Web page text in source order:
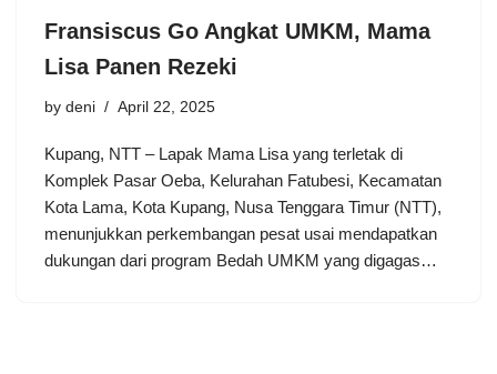
Fransiscus Go Angkat UMKM, Mama
Lisa Panen Rezeki
by deni April 22, 2025
Kupang, NTT – Lapak Mama Lisa yang terletak di
Komplek Pasar Oeba, Kelurahan Fatubesi, Kecamatan
Kota Lama, Kota Kupang, Nusa Tenggara Timur (NTT),
menunjukkan perkembangan pesat usai mendapatkan
dukungan dari program Bedah UMKM yang digagas…